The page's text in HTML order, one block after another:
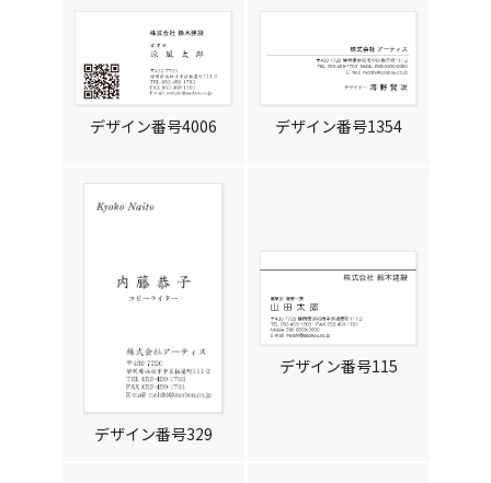
デザイン番号4006 デザイン番号1354
デザイン番号329
デザイン番号115